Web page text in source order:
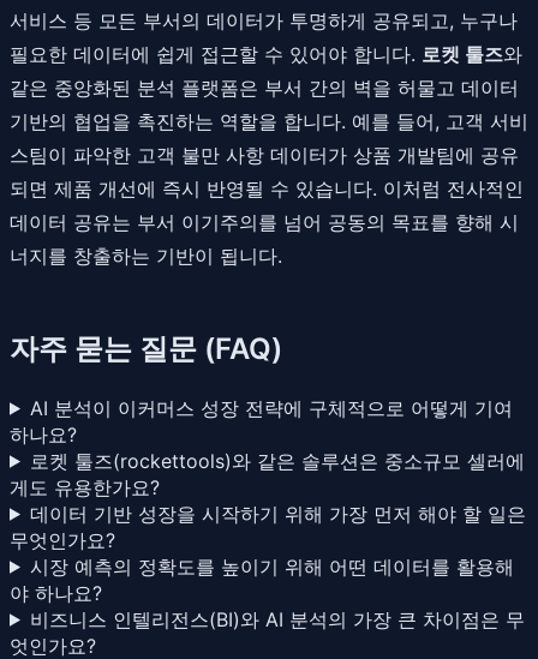
서비스 등 모든 부서의 데이터가 투명하게 공유되고, 누구나
필요한 데이터에 쉽게 접근할 수 있어야 합니다. 로켓 툴즈와
같은 중앙화된 분석 플랫폼은 부서 간의 벽을 허물고 데이터
기반의 협업을 촉진하는 역할을 합니다. 예를 들어, 고객 서비
스팀이 파악한 고객 불만 사항 데이터가 상품 개발팀에 공유
되면 제품 개선에 즉시 반영될 수 있습니다. 이처럼 전사적인
데이터 공유는 부서 이기주의를 넘어 공동의 목표를 향해 시
너지를 창출하는 기반이 됩니다.
자주 묻는 질문 (FAQ)
AI 분석이 이커머스 성장 전략에 구체적으로 어떻게 기여
하나요?
로켓 툴즈(rockettools)와 같은 솔루션은 중소규모 셀러에
게도 유용한가요?
데이터 기반 성장을 시작하기 위해 가장 먼저 해야 할 일은
무엇인가요?
시장 예측의 정확도를 높이기 위해 어떤 데이터를 활용해
야 하나요?
비즈니스 인텔리전스(BI)와 AI 분석의 가장 큰 차이점은 무
엇인가요?